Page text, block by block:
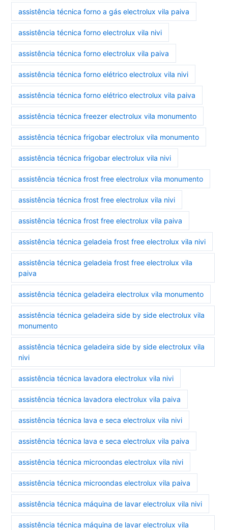
assistência técnica forno a gás electrolux vila paiva
assistência técnica forno electrolux vila nivi
assistência técnica forno electrolux vila paiva
assistência técnica forno elétrico electrolux vila nivi
assistência técnica forno elétrico electrolux vila paiva
assistência técnica freezer electrolux vila monumento
assistência técnica frigobar electrolux vila monumento
assistência técnica frigobar electrolux vila nivi
assistência técnica frost free electrolux vila monumento
assistência técnica frost free electrolux vila nivi
assistência técnica frost free electrolux vila paiva
assistência técnica geladeia frost free electrolux vila nivi
assistência técnica geladeia frost free electrolux vila
paiva
assistência técnica geladeira electrolux vila monumento
assistência técnica geladeira side by side electrolux vila
monumento
assistência técnica geladeira side by side electrolux vila
nivi
assistência técnica lavadora electrolux vila nivi
assistência técnica lavadora electrolux vila paiva
assistência técnica lava e seca electrolux vila nivi
assistência técnica lava e seca electrolux vila paiva
assistência técnica microondas electrolux vila nivi
assistência técnica microondas electrolux vila paiva
assistência técnica máquina de lavar electrolux vila nivi
assistência técnica máquina de lavar electrolux vila